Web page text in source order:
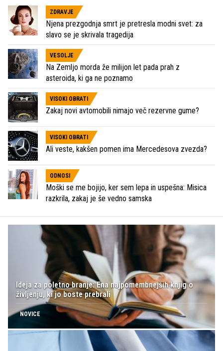
ZDRAVJE
Njena prezgodnja smrt je pretresla modni svet: za
slavo se je skrivala tragedija
VESOLJE
Na Zemljo morda že milijon let pada prah z
asteroida, ki ga ne poznamo
VISOKI OBRATI
Zakaj novi avtomobili nimajo več rezervne gume?
VISOKI OBRATI
Ali veste, kakšen pomen ima Mercedesova zvezda?
ODNOSI
Moški se me bojijo, ker sem lepa in uspešna: Misica
razkrila, zakaj je še vedno samska
Ideja za poletno branje: Ena najpomembnejših knjig o
življenju, ki jo boste prebrali
NOVICE